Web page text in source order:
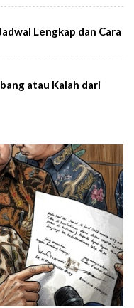
Lengkap dan Cara
atau Kalah dari